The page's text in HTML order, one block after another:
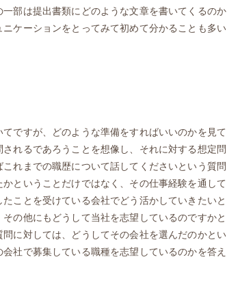
部は提出書類にどのような文章を書いてくるのか
ケーションをとってみて初めて分かることも多い
ですが、どのような準備をすればいいのかを見て
れるであろうことを想像し、それに対する想定問
れまでの職歴について話してくださいという質問
ということだけではなく、その仕事経験を通して
ことを受けている会社でどう活かしていきたいと
の他にもどうして当社を志望しているのですかと
に対しては、どうしてその会社を選んだのかとい
社で募集している職種を志望しているのかを答え